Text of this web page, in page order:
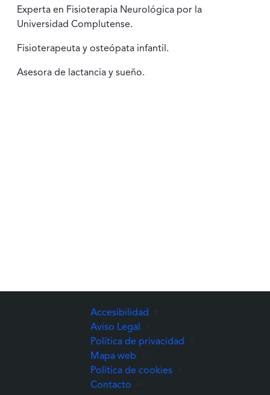
Experta en Fisioterapia Neurológica por la
Universidad Complutense.
Fisioterapeuta y osteópata infantil.
Asesora de lactancia y sueño.
Accesibilidad
Aviso Legal
Política de privacidad
Mapa web
Política de cookies
Contacto